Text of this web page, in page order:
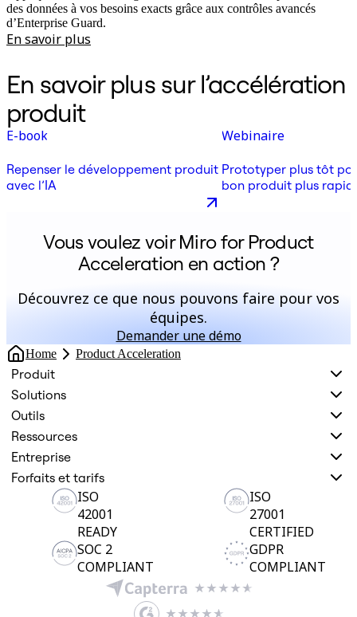
des données à vos besoins exacts grâce aux contrôles avancés
d’Enterprise Guard.
En savoir plus
En savoir plus sur l’accélération
produit
E-book
Repenser le développement produit
avec l’IA
Webinaire
Prototyper plus tôt
bon produit plus
Vous voulez voir Miro for Product
Acceleration en action ?
Découvrez ce que nous pouvons faire pour vos
équipes.
Demander une démo
Home Product Acceleration
Produit
Solutions
Outils
Ressources
Entreprise
Forfaits et tarifs
ISO
42001
READY
ISO
27001
CERTIFIED
SOC 2
COMPLIANT
GDPR
COMPLIANT